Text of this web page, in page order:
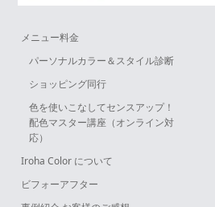
メニュー料金
パーソナルカラー＆スタイル診断
ショッピング同行
色を使いこなしてセンスアップ！
配色マスター講座（オンライン対
応）
Iroha Color について
ビフォーアフター